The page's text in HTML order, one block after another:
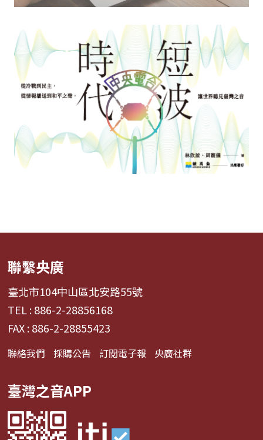
聯繫央廣
臺北市104中山區北安路55號
TEL : 886-2-28856168
FAX : 886-2-28855423
聯絡我們 採購公告 訂閱電子報 央廣社群
臺灣之音APP